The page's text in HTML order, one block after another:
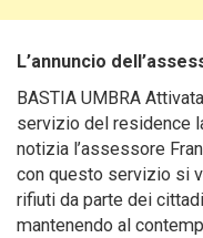
L’annuncio
BASTIA UMBRA
servizio del residence
notizia l’assessore
con questo servizio si
rifiuti da parte dei
mantenendo al